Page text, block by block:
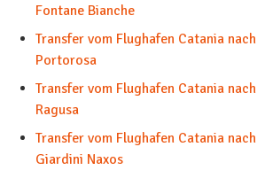
Fontane Bianche
Transfer vom Flughafen Catania nach
Portorosa
Transfer vom Flughafen Catania nach
Ragusa
Transfer vom Flughafen Catania nach
Giardini Naxos